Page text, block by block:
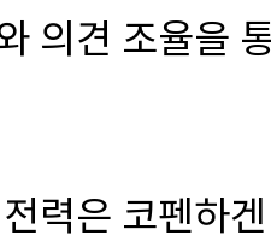
의견 조율을
력은 코펜하